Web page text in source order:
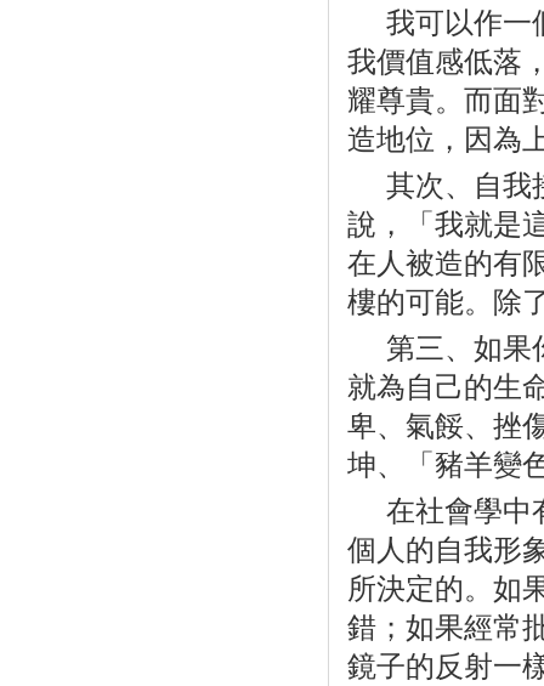
我可以作一
我價值感低落
耀尊貴。而面
造地位，因為
其次、自我
說，「我就是
在人被造的有
樓的可能。除
第三、如果
就為自己的生
卑、氣餒、挫
坤、「豬羊變
在社會學中
個人的自我形
所決定的。如
錯；如果經常
鏡子的反射一